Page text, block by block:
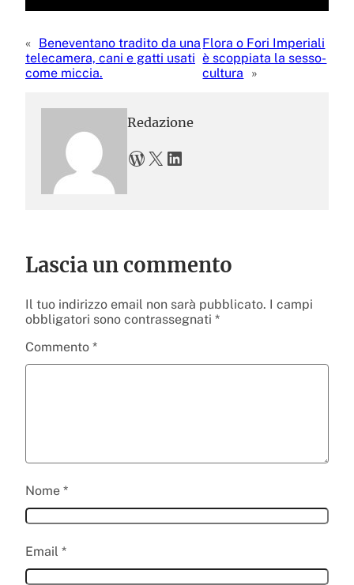
« Beneventano tradito da una
telecamera, cani e gatti usati
come miccia.
Flora o Fori Imperiali
è scoppiata la sesso-
cultura
»
Redazione
WordPress X LinkedIn
Lascia un commento
Il tuo indirizzo email non sarà pubblicato. I campi
obbligatori sono contrassegnati *
Commento *
Nome *
Email *